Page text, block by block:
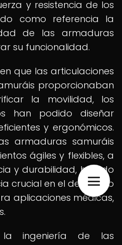
y resistencia de los
como referencia la
de las armaduras
su funcionalidad.
que las articulaciones
proporcionaban
la movilidad, los
han podido diseñar
y ergonómicos.
armaduras samuráis
ágiles y flexibles, a
y durabilidad, ha sido
crucial en el desarrollo
aplicaciones médicas,
ingeniería de las